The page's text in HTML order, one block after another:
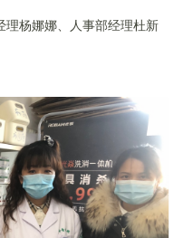
杨娜娜、人事部经理杜新